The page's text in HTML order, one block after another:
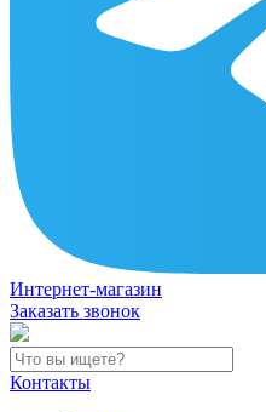
Интернет-магазин
Заказать звонок
Контакты